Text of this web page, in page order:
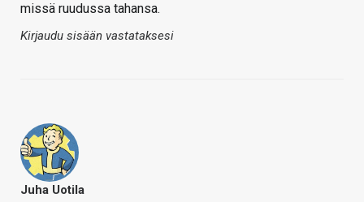
missä ruudussa tahansa.
Kirjaudu sisään vastataksesi
Juha Uotila